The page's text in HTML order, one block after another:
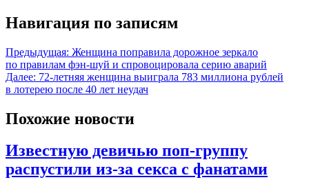
Навигация по записям
Предыдущая: Женщина поправила дорожное зеркало
по правилам фэн-шуй и спровоцировала серию аварий
Далее: 72-летняя женщина выиграла 783 миллиона рублей
в лотерею после 40 лет неудач
Похожие новости
Известную девичью поп-группу
распустили из-за секса с фанатами